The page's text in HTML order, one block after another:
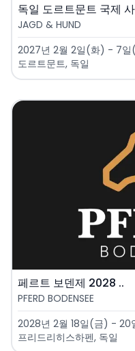
독일 도르트문트 국제
JAGD & HUND
2027년 2월 2일(화) - 7일
도르트문트, 독일
페르트 보덴제 2028 ..
PFERD BODENSEE
2028년 2월 18일(금) - 20
프리드리히스하펜, 독일